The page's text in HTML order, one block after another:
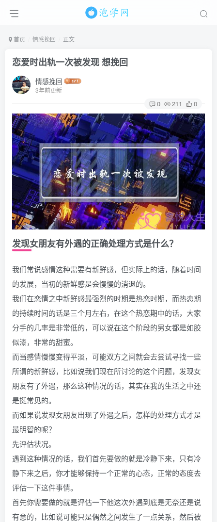
首页 情感挽回 正文
恋爱时出轨一次被发现 想挽回
情感挽回
3年前更新
0 211 0
发现女朋友有外遇的正确处理方式是什么？
我们常说感情这种需要有新鲜感，但实际上的话，随着时间
的发展，当初的新鲜感是会慢慢的消退的。
我们在恋情之中新鲜感最强烈的时期是热恋时期，而热恋期
的持续时间的话是三个月左右，在这个热恋期中的话，大家
分手的几率是非常低的，可以说在这个阶段的男女都是如胶
似漆，非常的甜蜜。
而当感情慢慢变得平淡，可能双方之间就会去尝试寻找一些
所谓的新鲜感，比如说我们现在所讨论的这个问题，发现女
朋友有了外遇，那么这种情况的话，其实在我的生活之中还
是挺常见的。
而如果说发现女朋友出现了外遇之后，怎样的处理方式才是
最明智的呢？
先评估状况。
遇到这种情况的话，我们首先要做的就是冷静下来，只有冷
静下来之后，你才能够保持一个正常的心态，正常的态度去
评估一下这件事情。
首先你需要做的就是评估一下他这次外遇到底是无奈还是说
有意的，比如说可能只是偶然之间发生了一点关系，然后被